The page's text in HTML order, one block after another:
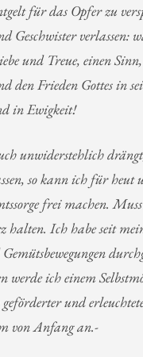
für das Opfer zu
Geschwister verlassen:
und Treue, einen
den Frieden Gottes in
in Ewigkeit!
unwiderstehlich
so kann ich für
frei machen.
Ich habe seit
werde ich einem
und
von Anfang an.-